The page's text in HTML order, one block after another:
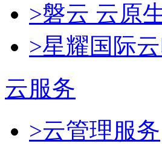
>磐云 云原
>星耀国际
云服务
>云管理服务